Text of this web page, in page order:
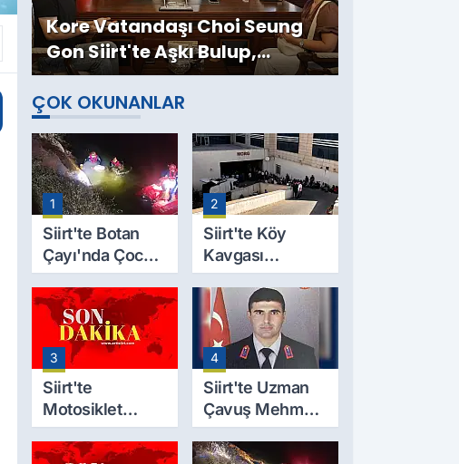
Kore Vatandaşı Choi Seung
Gon Siirt'te Aşkı Bulup,
Müslüman Oldu
ÇOK OKUNANLAR
1
Siirt'te Botan
Çayı'nda Çocuk
Cesedi
Bulundu: Kayıp
Baba İçin Arama
Çalışmaları
Başlıyor
2
Siirt'te Köy
Kavgası
Cinayetle
Sonuçlandı:
Selim B.
Hayatını
Kaybetti
3
Siirt'te
Motosiklet
Kazası Can Aldı:
39 Yaşındaki
4
Siirt'te Uzman
Çavuş Mehmet
Salih Sarıyer,
Evinde Ölü